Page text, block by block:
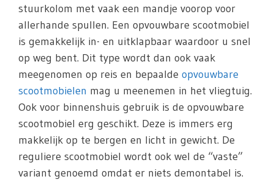
stuurkolom met vaak een mandje voorop voor
allerhande spullen. Een opvouwbare scootmobiel
is gemakkelijk in- en uitklapbaar waardoor u snel
op weg bent. Dit type wordt dan ook vaak
meegenomen op reis en bepaalde opvouwbare
scootmobielen mag u meenemen in het vliegtuig.
Ook voor binnenshuis gebruik is de opvouwbare
scootmobiel erg geschikt. Deze is immers erg
makkelijk op te bergen en licht in gewicht. De
reguliere scootmobiel wordt ook wel de “vaste”
variant genoemd omdat er niets demontabel is.